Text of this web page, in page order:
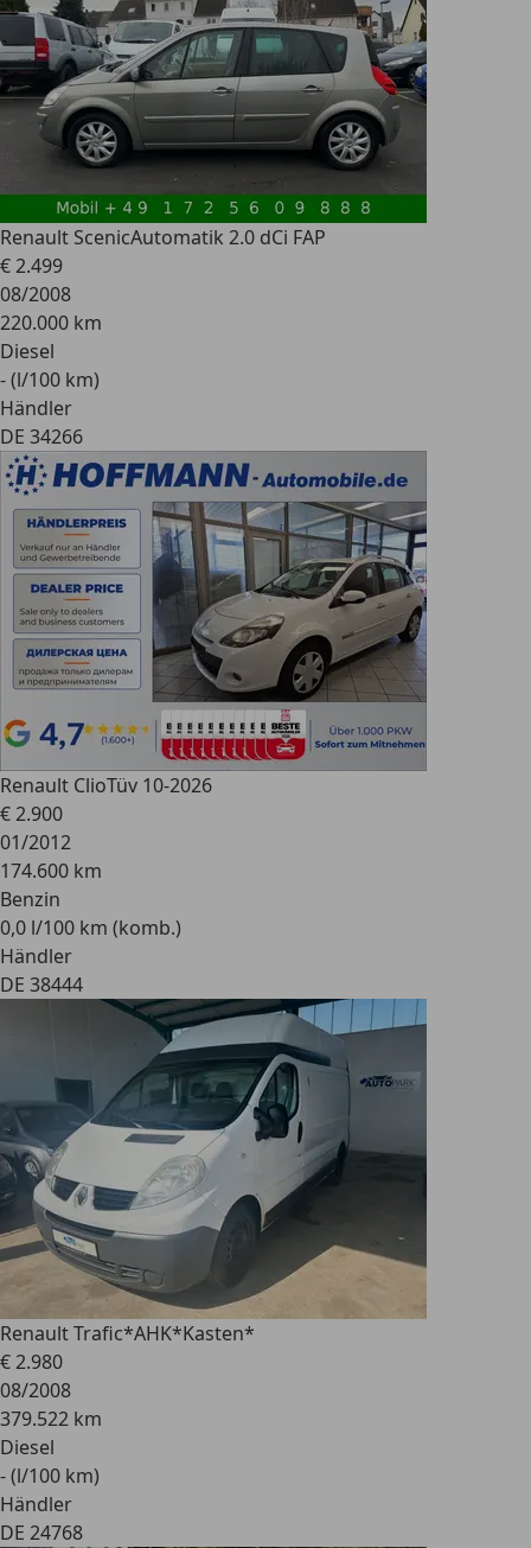
Renault ScenicAutomatik 2.0 dCi FAP
€ 2.499
08/2008
220.000 km
Diesel
- (l/100 km)
Händler
DE 34266
Renault ClioTüv 10-2026
€ 2.900
01/2012
174.600 km
Benzin
0,0 l/100 km (komb.)
Händler
DE 38444
Renault Trafic*AHK*Kasten*
€ 2.980
08/2008
379.522 km
Diesel
- (l/100 km)
Händler
DE 24768